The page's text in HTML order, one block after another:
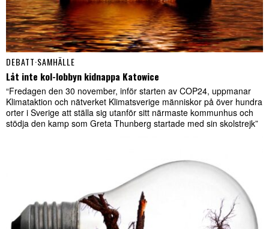
DEBATT·SAMHÄLLE
Låt inte kol-lobbyn kidnappa Katowice
“Fredagen den 30 november, inför starten av COP24, uppmanar
Klimataktion och nätverket Klimatsverige människor på över hundra
orter i Sverige att ställa sig utanför sitt närmaste kommunhus och
stödja den kamp som Greta Thunberg startade med sin skolstrejk”